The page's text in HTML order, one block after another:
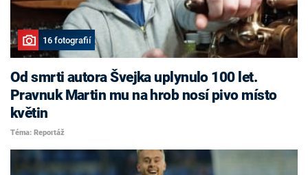
16 fotografií
Od smrti autora Švejka uplynulo 100 let.
Pravnuk Martin mu na hrob nosí pivo místo
květin
Téma: Reportáž